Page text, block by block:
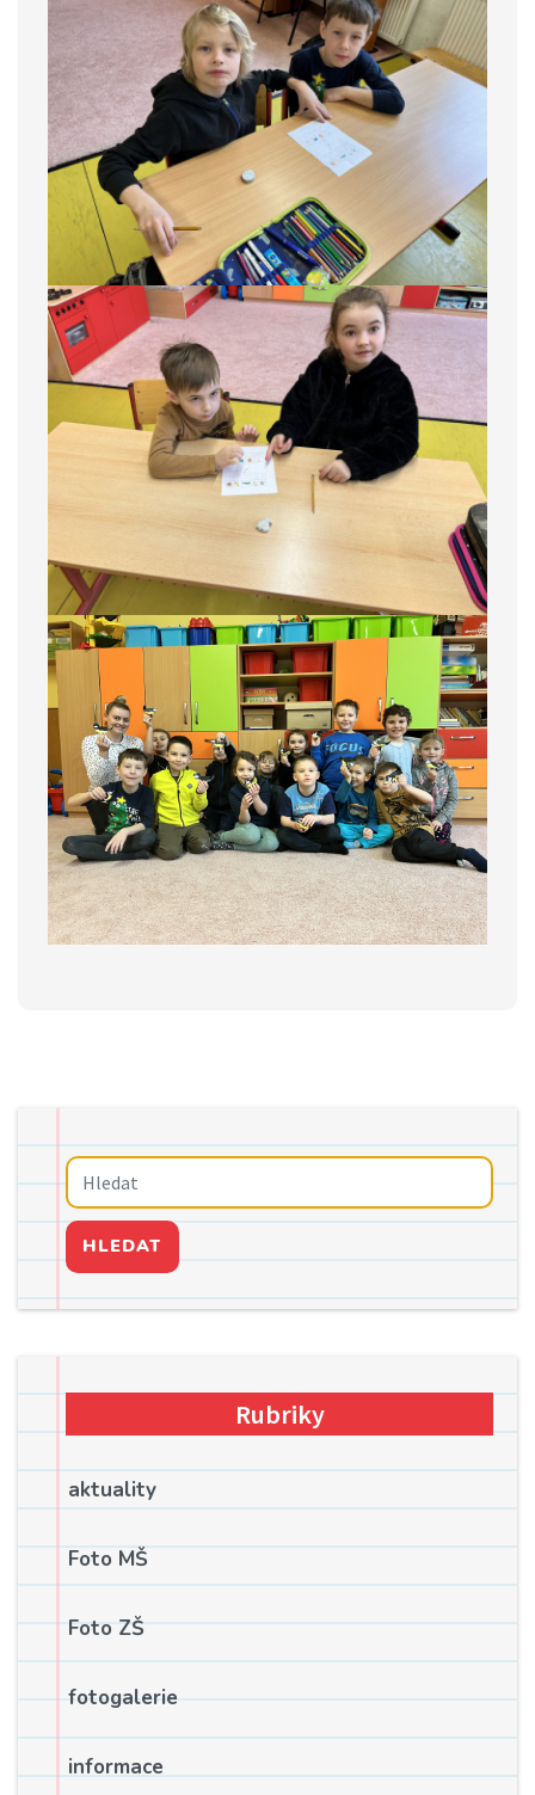
HLEDAT
Rubriky
aktuality
Foto MŠ
Foto ZŠ
fotogalerie
informace